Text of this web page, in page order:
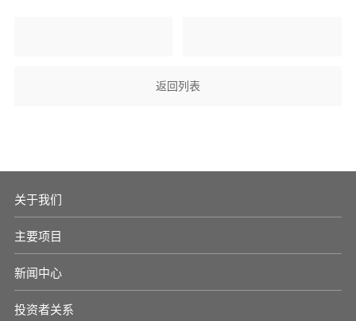
返回列表
关于我们
主要项目
新闻中心
投资者关系